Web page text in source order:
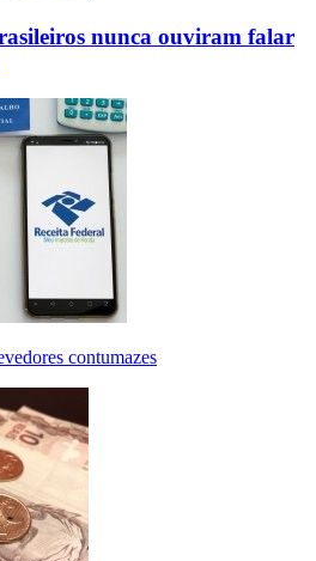
nunca ouviram falar
contumazes